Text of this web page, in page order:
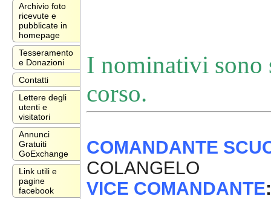
Archivio foto
ricevute e
pubblicate in
homepage
Tesseramento
e Donazioni
Contatti
Lettere degli
utenti e
visitatori
Annunci
Gratuiti
GoExchange
Link utili e
pagine
facebook
I nominativi sono
corso.
COMANDANTE
COLANGELO
VICE COMANDANTE: